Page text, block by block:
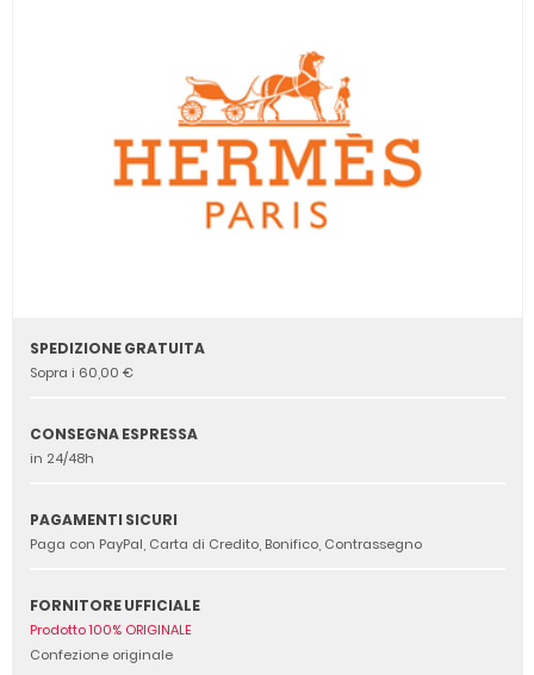
SPEDIZIONE GRATUITA
Sopra i 60,00 €
CONSEGNA ESPRESSA
in 24/48h
PAGAMENTI SICURI
Paga con PayPal, Carta di Credito, Bonifico, Contrassegno
FORNITORE UFFICIALE
Prodotto 100% ORIGINALE
Confezione originale